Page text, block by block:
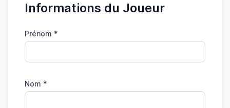
Informations du Joueur
Prénom *
Nom *